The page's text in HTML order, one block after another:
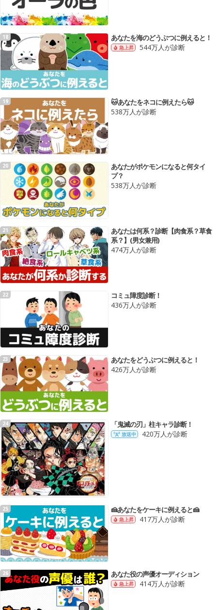
18 あなたを海のどうぶつに例えると！
急上昇 544万人が診断
19
🐱あなたをネコに例えたら🐱
538万人が診断
20
あなたがポケモンになると何タイ
プ？
538万人が診断
21
あなたは何系？診断【肉食系？草食
系？】(男女兼用)
474万人が診断
22
コミュ障度診断！
436万人が診断
23
あなたをどうぶつに例えると！
426万人が診断
24 「鬼滅の刃」柱キャラ診断！
放送中 420万人が診断
25 🍰あなたをケーキに例えると🍰
急上昇 417万人が診断
26 あなた役の声優オーディション
急上昇 414万人が診断